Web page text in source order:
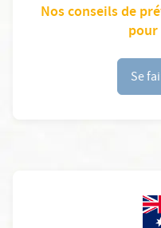
Nos conseils de
Se